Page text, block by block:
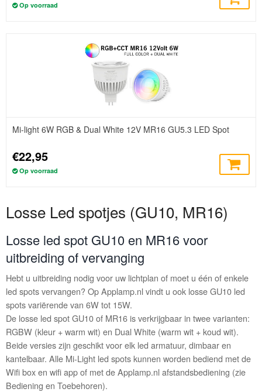
Op voorraad
Mi-light 6W RGB & Dual White 12V MR16 GU5.3 LED Spot
€22,95
Op voorraad
Losse Led spotjes (GU10, MR16)
Losse led spot GU10 en MR16 voor
uitbreiding of vervanging
Hebt u uitbreiding nodig voor uw lichtplan of moet u één of enkele
led spots vervangen? Op Applamp.nl vindt u ook losse GU10 led
spots variërende van 6W tot 15W.
De losse led spot GU10 of MR16 is verkrijgbaar in twee varianten:
RGBW (kleur + warm wit) en Dual White (warm wit + koud wit).
Beide versies zijn geschikt voor elk led armatuur, dimbaar en
kantelbaar. Alle Mi-Light led spots kunnen worden bediend met de
Wifi box en wifi app of met de Applamp.nl afstandsbediening (zie
Bediening en Toebehoren).